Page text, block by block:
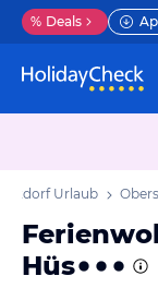
% Deals
Urlaub
Hüs